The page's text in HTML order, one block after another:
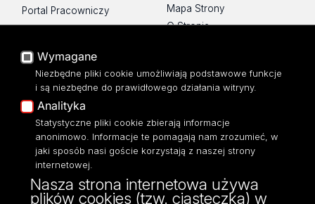
Portal Pracowniczy
Baza Aktów Własnych
Moodle
Eksperci UŁ
Polityka Prywatności
Dostępność
Mapa Strony
O Stronie
ul. Narutowicza 68, 90-136 Łódź
NIP: 724 000 32 43
Wymagane
Niezbędne pliki cookie umożliwiają podstawowe funkcje
i są niezbędne do prawidłowego działania witryny.
Analityka
Statystyczne pliki cookie zbierają informacje
anonimowo. Informacje te pomagają nam zrozumieć, w
jaki sposób nasi goście korzystają z naszej strony
internetowej.
Nasza strona internetowa używa
plików cookies (tzw. ciasteczka) w